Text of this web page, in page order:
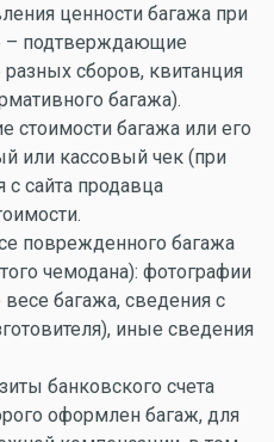
ценности багажа при
– подтверждающие
сборов, квитанция
багажа).
стоимости багажа или его
или кассовый чек (при
с сайта продавца
поврежденного багажа
чемодана): фотографии
багажа, сведения с
иные сведения
банковского счета
оформлен багаж, для